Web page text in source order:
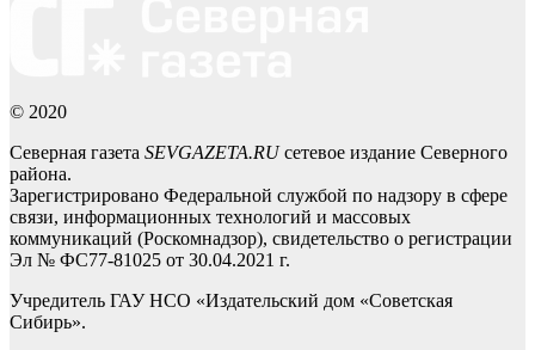
© 2020
Северная газета SEVGAZETA.RUсетевое издание Северного
района.
Зарегистрировано Федеральной службой по надзору в сфере
связи, информационных технологий и массовых
коммуникаций (Роскомнадзор), свидетельство о регистрации
Эл № ФС77-81025 от 30.04.2021 г.
Учредитель ГАУ НСО «Издательский дом «Советская
Сибирь».